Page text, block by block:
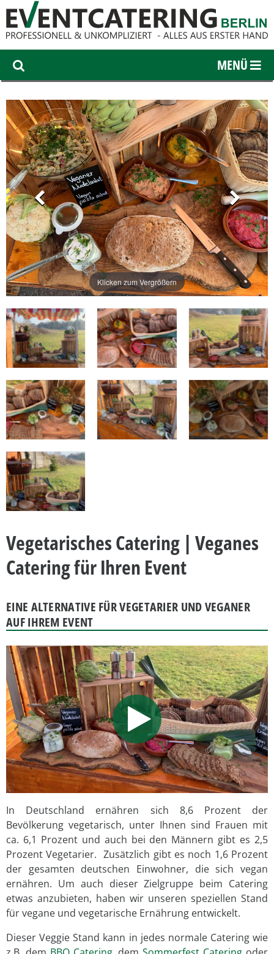
Vegetarisches Catering | Veganes
Catering für Ihren Event
Klicken zum Vergrößern
EINE ALTERNATIVE FÜR VEGETARIER UND VEGANER
AUF IHREM EVENT
In Deutschland ernähren sich 8,6 Prozent der
Bevölkerung vegetarisch, unter Ihnen sind Frauen mit
ca. 6,1 Prozent und auch bei den Männern gibt es 2,5
Prozent Vegetarier. Zusätzlich gibt es noch 1,6 Prozent
der gesamten deutschen Einwohner, die sich vegan
ernähren. Um auch dieser Zielgruppe beim Catering
etwas anzubieten, haben wir unseren speziellen Stand
für vegane und vegetarische Ernährung entwickelt.
Dieser Veggie Stand kann in jedes normale Catering wie